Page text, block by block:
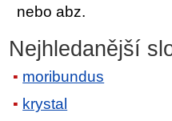
nebo abz.
Nejhledanější
moribundus
krystal